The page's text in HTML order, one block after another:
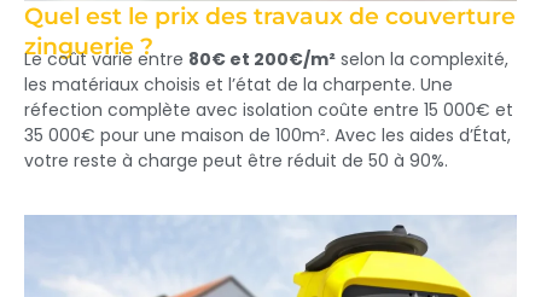
Quel est le prix des travaux de couverture
zinguerie ?
Le coût varie entre 80€ et 200€/m² selon la complexité,
les matériaux choisis et l’état de la charpente. Une
réfection complète avec isolation coûte entre 15 000€ et
35 000€ pour une maison de 100m². Avec les aides d’État,
votre reste à charge peut être réduit de 50 à 90%.